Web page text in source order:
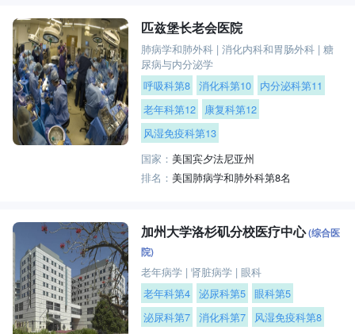
匹兹堡长老会医院
肺病学和肺外科 |消化内科和胃肠外科 |糖
尿病与内分泌学
呼吸科第8 消化科第10
内分泌科第11
老年科第12
康复科第12
风湿免疫科第13
国家：美国宾夕法尼亚州
排名：美国肺病学和肺外科第8名
加州大学洛杉矶分校医疗中心(综合医
院)
老年病学 |肾脏病学 |眼科
老年科第4 泌尿科第5 眼科第5
泌尿科第7 消化科第7
风湿免疫科第8